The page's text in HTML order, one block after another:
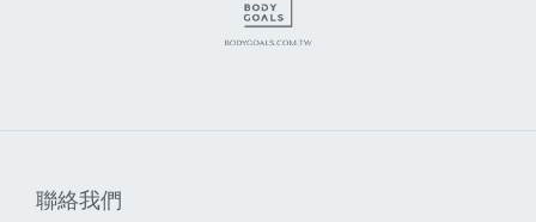
聯絡我們